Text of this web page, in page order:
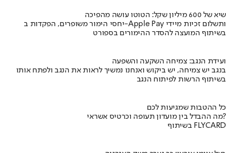
שיא של 600 מיליון שקל: הטוטו עושה מהפיכה
יחסי הימור משופרים, הפקדות ב-Apple Pay ותשלום זכיות מיידי
בשיתוף המועצה להסדר ההימורים בספורט
ועידת הנגב: צמיחה השקעה והשפעה
בנגב יש צמיחה, יש ביקוש ואנחנו נמשיך לראות את הנגב ולפתח אותו
בשיתוף הרשות לפיתוח הנגב
כל ההטבות שמגיעות לכם
מה ההבדל בין מועדון תעופה וכרטיס אשראי?
בשיתוף FLYCARD